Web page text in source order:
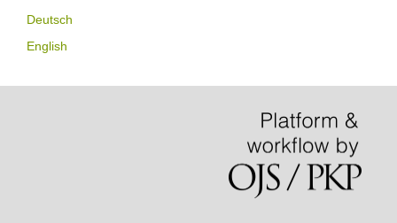
Deutsch
English